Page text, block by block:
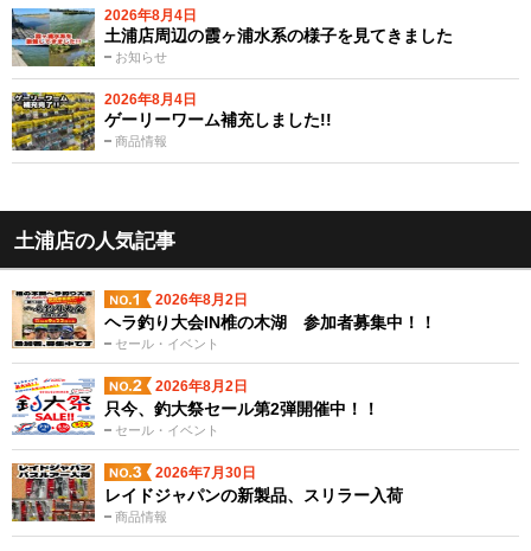
2026年8月4日
お知らせ
土浦店周辺の霞ヶ浦水系の様子を見てきました
2026年8月4日
商品情報
ゲーリーワーム補充しました!!
土浦店の人気記事
2026年8月2日
セール・イベント
ヘラ釣り大会IN椎の木湖 参加者募集中！！
2026年8月2日
セール・イベント
只今、釣大祭セール第2弾開催中！！
2026年7月30日
商品情報
レイドジャパンの新製品、スリラー入荷